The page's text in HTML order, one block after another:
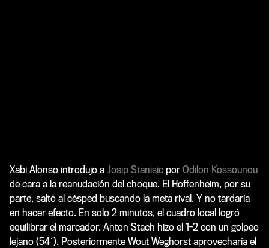
Xabi Alonso introdujo a Josip Stanisic porOdilon Kossounou
de cara a la reanudación del choque. El Hoffenheim, por su
parte, saltó al césped buscando la meta rival. Y no tardaría
en hacer efecto. En solo 2 minutos, el cuadro local logró
equilibrar el marcador. Anton Stach hizo el 1-2 con un golpeo
lejano (54´). Posteriormente Wout Weghorst aprovecharía el